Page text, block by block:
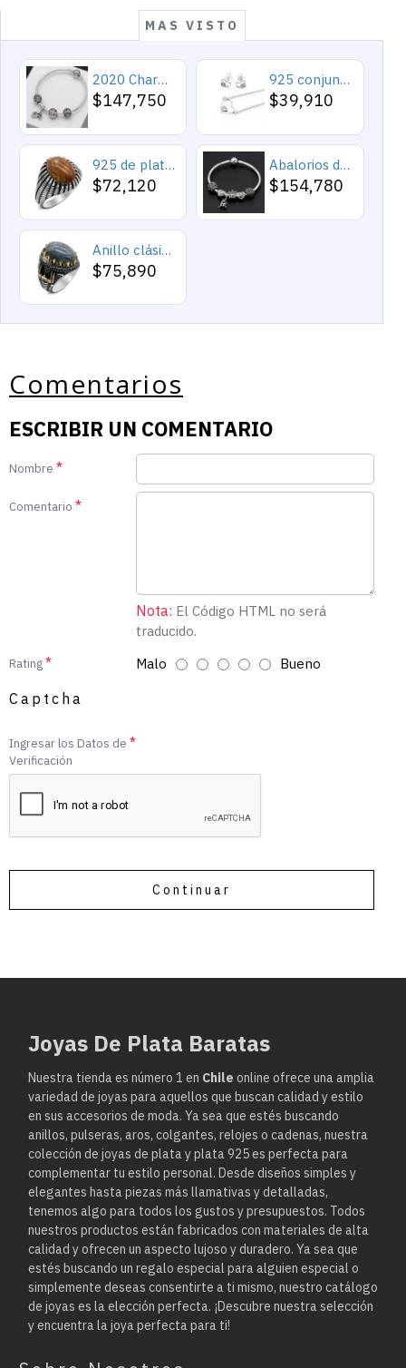
MAS VISTO
2020 Charms y cuentas de corazón, pulseras románticas de Cupido de circón rosa, joyería DIY, corazones en toda la prenda
$147,750
925 conjuntos de joyas de plata para 2019 conjunto de collares de corazón de amor para mujer regalo de joyería de boda
$39,910
925 de plata esterlina Simple personalidad Natural de ágata loco de piedra de los hombres y las mujeres anillos de tendencia Retro turco de los hombres anillos de boda
$72,120
Abalorios de plata esterlina 925 pura, abalorios de animales, elefante, hipopótamo, corazones, pulsera artesanal
$154,780
Anillo clásico de plata 925 para hombre con castillo de labradorita Natural, anillo de compromiso Retro Punk auspicioso de Turquía Constantinople
$75,890
Comentarios
ESCRIBIR UN COMENTARIO
Nombre
Comentario
Nota: El Código HTML no será
traducido.
Rating Malo Bueno
Captcha
Ingresar los Datos de
Verificación
Continuar
Joyas De Plata Baratas
Nuestra tienda es número 1 en Chile online ofrece una amplia
variedad de joyas para aquellos que buscan calidad y estilo
en sus accesorios de moda. Ya sea que estés buscando
anillos, pulseras, aros, colgantes, relojes o cadenas, nuestra
colección de joyas de plata y plata 925 es perfecta para
complementar tu estilo personal. Desde diseños simples y
elegantes hasta piezas más llamativas y detalladas,
tenemos algo para todos los gustos y presupuestos. Todos
nuestros productos están fabricados con materiales de alta
calidad y ofrecen un aspecto lujoso y duradero. Ya sea que
estés buscando un regalo especial para alguien especial o
simplemente deseas consentirte a ti mismo, nuestro catálogo
de joyas es la elección perfecta. ¡Descubre nuestra selección
y encuentra la joya perfecta para ti!